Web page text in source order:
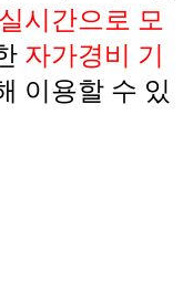
실시간으로 모
자가경비 기
이용할 수 있